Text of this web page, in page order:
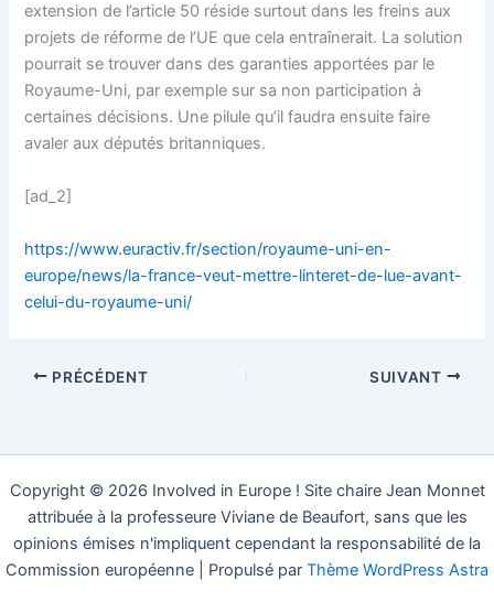
extension de l’article 50 réside surtout dans les freins aux
projets de réforme de l’UE que cela entraînerait. La solution
pourrait se trouver dans des garanties apportées par le
Royaume-Uni, par exemple sur sa non participation à
certaines décisions. Une pilule qu’il faudra ensuite faire
avaler aux députés britanniques.
[ad_2]
https://www.euractiv.fr/section/royaume-uni-en-
europe/news/la-france-veut-mettre-linteret-de-lue-avant-
celui-du-royaume-uni/
PRÉCÉDENT SUIVANT
Copyright © 2026 Involved in Europe ! Site chaire Jean Monnet
attribuée à la professeure Viviane de Beaufort, sans que les
opinions émises n'impliquent cependant la responsabilité de la
Commission européenne | Propulsé par Thème WordPress Astra